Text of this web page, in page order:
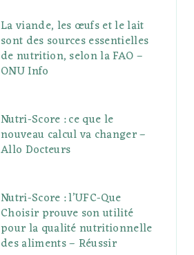
La viande, les œufs et le lait
sont des sources essentielles
de nutrition, selon la FAO –
ONU Info
Nutri-Score : ce que le
nouveau calcul va changer –
Allo Docteurs
Nutri-Score : l’UFC-Que
Choisir prouve son utilité
pour la qualité nutritionnelle
des aliments – Réussir